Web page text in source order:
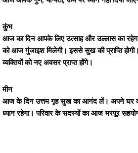
कुंभ
आज का दिन आपके लिए उत्साह और उल्लास का
को आज गुंजाइश मिलेगी। इससे सुख की प्राप्ति
व्यक्तियों को नए अवसर प्राप्त होंगे।
मीन
आज के दिन उत्तम गृह सुख का आनंद लें। अपने घर
ध्यान रहेगा। परिवार के सदस्यों का आज भरपूर